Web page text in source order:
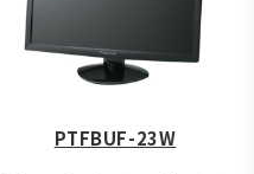
PTFBUF-23W